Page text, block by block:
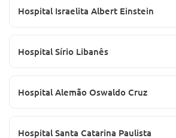
Hospital Israelita Albert Einstein
Hospital Sírio Libanês
Hospital Alemão Oswaldo Cruz
Hospital Santa Catarina Paulista